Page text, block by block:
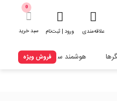
علاقه‌مندی ورود | ثبت‌نام
0
سبد خرید
هوشمند سازیفروش ویژه